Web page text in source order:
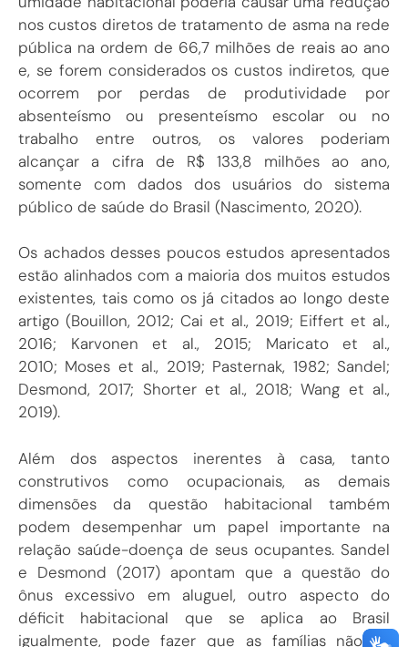
nos custos diretos de tratamento de asma na rede
pública na ordem de 66,7 milhões de reais ao ano
e, se forem considerados os custos indiretos, que
ocorrem por perdas de produtividade por
absenteísmo ou presenteísmo escolar ou no
trabalho entre outros, os valores poderiam
alcançar a cifra de R$ 133,8 milhões ao ano,
somente com dados dos usuários do sistema
público de saúde do Brasil (Nascimento, 2020).
Os achados desses poucos estudos apresentados
estão alinhados com a maioria dos muitos estudos
existentes, tais como os já citados ao longo deste
artigo (Bouillon, 2012; Cai et al., 2019; Eiffert et al.,
2016; Karvonen et al., 2015; Maricato et al.,
2010; Moses et al., 2019; Pasternak, 1982; Sandel;
Desmond, 2017; Shorter et al., 2018;Wang et al.,
2019).
Além dos aspectos inerentes à casa, tanto
construtivos como ocupacionais, as demais
dimensões da questão habitacional também
podem desempenhar um papel importante na
relação saúde-doença de seus ocupantes. Sandel
e Desmond (2017) apontam que a questão do
ônus excessivo em aluguel, outro aspecto do
déficit habitacional que se aplica ao Brasil
igualmente, pode fazer que as famílias não só